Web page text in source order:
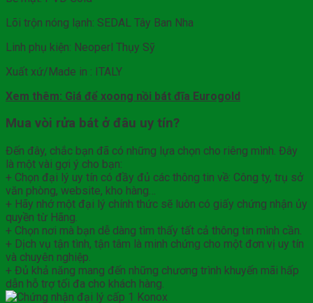
Lõi trộn nóng lạnh: SEDAL Tây Ban Nha
Linh phụ kiện: Neoperl Thụy Sỹ
Xuất xứ/Made in : ITALY
Xem thêm: Giá để xoong nồi bát đĩa Eurogold
Mua vòi rửa bát ở đâu uy tín?
Đến đây, chắc bạn đã có những lựa chọn cho riêng mình. Đây
là một vài gợi ý cho bạn:
+ Chọn đại lý uy tín có đầy đủ các thông tin về: Công ty, trụ sở
văn phòng, website, kho hàng…
+ Hãy nhớ một đại lý chính thức sẽ luôn có giấy chứng nhận ủy
quyền từ Hãng.
+ Chọn nơi mà bạn dễ dàng tìm thấy tất cả thông tin mình cần.
+ Dịch vụ tận tình, tận tâm là minh chứng cho một đơn vị uy tín
và chuyên nghiệp.
+ Đủ khả năng mang đến những chương trình khuyến mãi hấp
dẫn hỗ trợ tối đa cho khách hàng.